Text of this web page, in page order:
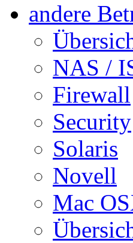
andere
NAS /
Firewall
Security
Solaris
Novell
Mac